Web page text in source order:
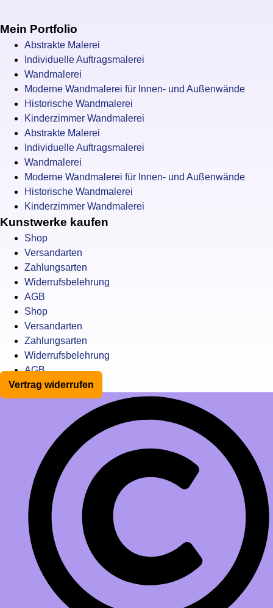
Mein Portfolio
Abstrakte Malerei
Individuelle Auftragsmalerei
Wandmalerei
Moderne Wandmalerei für Innen- und Außenwände
Historische Wandmalerei
Kinderzimmer Wandmalerei
Abstrakte Malerei
Individuelle Auftragsmalerei
Wandmalerei
Moderne Wandmalerei für Innen- und Außenwände
Historische Wandmalerei
Kinderzimmer Wandmalerei
Kunstwerke kaufen
Shop
Versandarten
Zahlungsarten
Widerrufsbelehrung
AGB
Shop
Versandarten
Zahlungsarten
Widerrufsbelehrung
AGB
Vertrag widerrufen